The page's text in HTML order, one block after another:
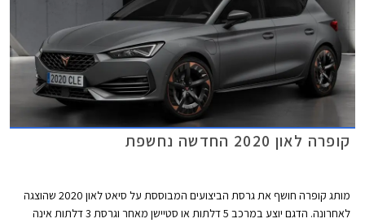
קופרה לאון 2020 החדשה נחשפת
מותג קופרה חושף את גרסת הביצועים המבוססת על סיאט לאון 2020 שהוצגה
לאחרונה. הדגם יוצע במרכב 5 דלתות או סטיישן מאחר וגרסת 3 דלתות אינה